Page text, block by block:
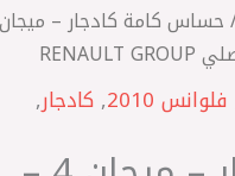
فلوانس 2010 , كادجار,